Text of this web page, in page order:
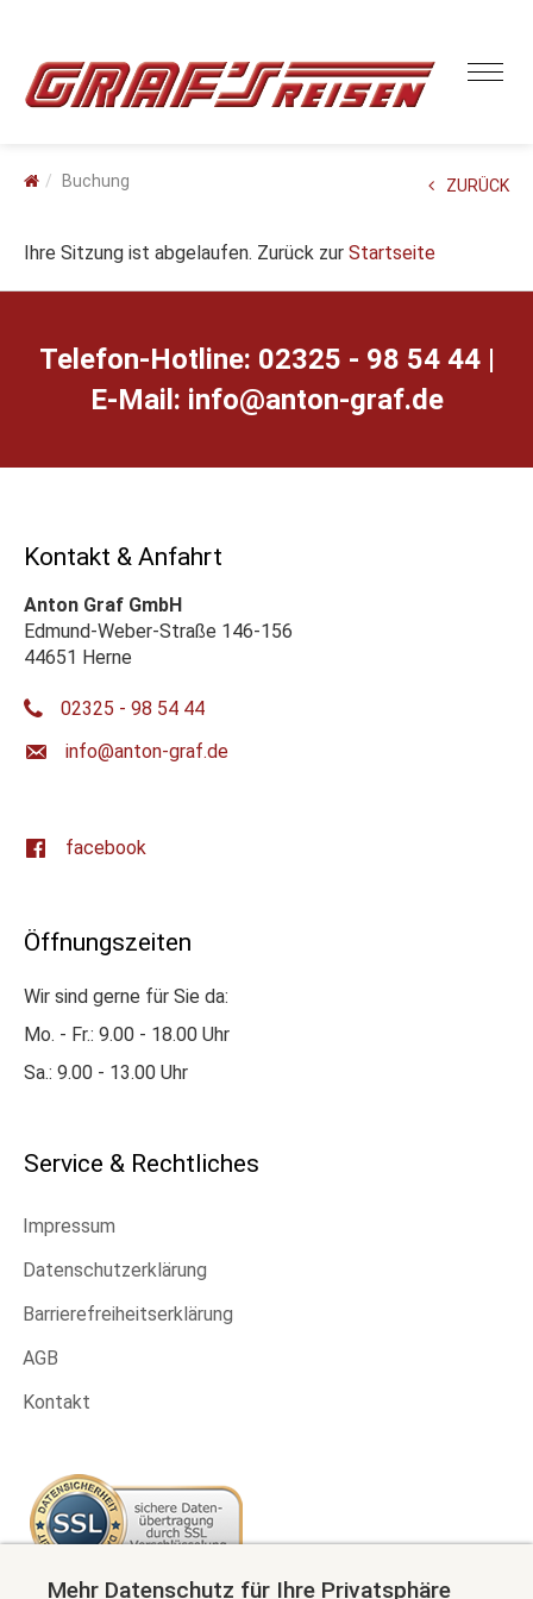
Buchung ZURÜCK
Ihre Sitzung ist abgelaufen. Zurück zur Startseite
Telefon-Hotline: 02325 - 98 54 44 |
E-Mail: ed.farg-notna@ofni
Kontakt & Anfahrt
Anton Graf GmbH
Edmund-Weber-Straße 146-156
44651 Herne
02325 - 98 54 44
ed.farg-notna@ofni
facebook
Öffnungszeiten
Wir sind gerne für Sie da:
Mo. - Fr.: 9.00 - 18.00 Uhr
Sa.: 9.00 - 13.00 Uhr
Service & Rechtliches
Impressum
Datenschutzerklärung
Barrierefreiheitserklärung
AGB
Kontakt
Mehr Datenschutz für Ihre Privatsphäre